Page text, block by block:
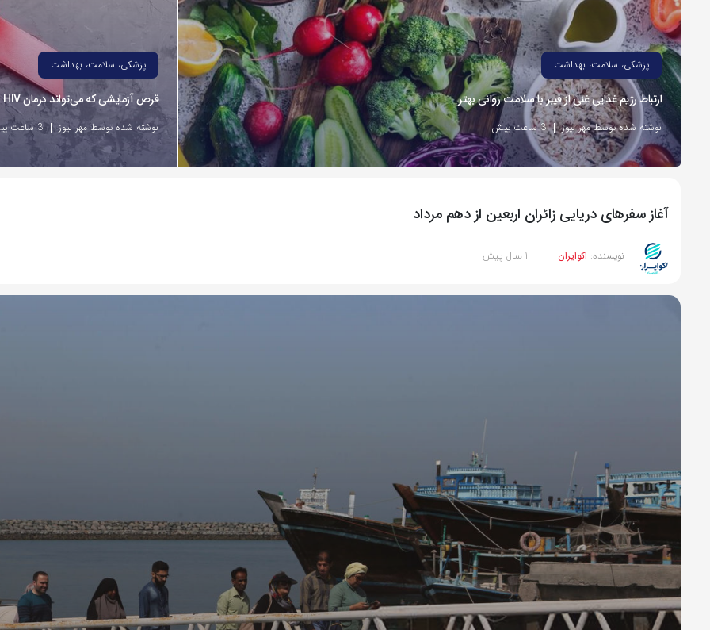
پزشکی، سلامت، بهداشت
ارتباط رژیم غذایی غنی از فیبر با سلامت روانی بهتر
نوشته شده توسط مهر نیوز 3 ساعت پیش
پزشکی، سلامت، بهداشت
قرص آزمایشی که می‌تواند درمان HIV را متحول کند
نوشته شده توسط مهر نیوز 3 ساعت پیش
آغاز سفرهای دریایی زائران اربعین از دهم مرداد
نویسنده: اکوایران __ 1 سال پیش